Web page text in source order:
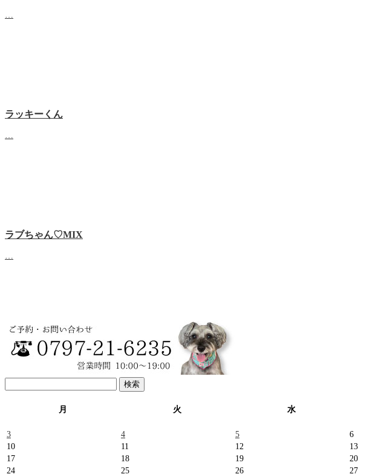
ラッキーくん
ラブちゃん♡MIX
索:
月
火 水
3
4 5 6
10
11 12 13
17
18 19 20
24
25 26 27